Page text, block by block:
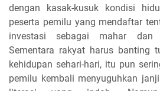
dengan kasak-kusuk kondisi
peserta pemilu yang mendaftar
investasi sebagai mahar dan
Sementara rakyat harus banting
kehidupan sehari-hari, itu pun
pemilu kembali menyuguhkan